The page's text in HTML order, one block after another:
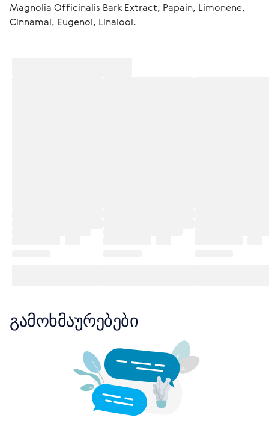
Magnolia Officinalis Bark Extract, Papain, Limonene,
Cinnamal, Eugenol, Linalool.
გამოხმაურებები